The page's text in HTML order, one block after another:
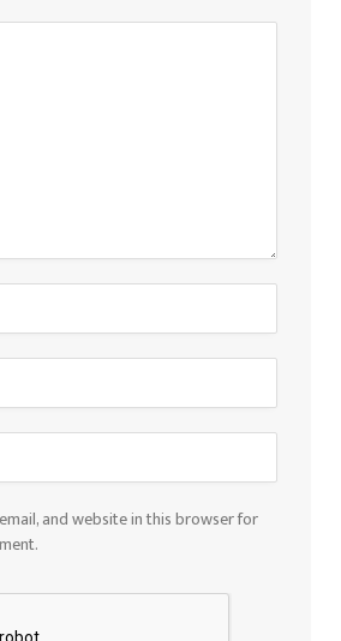
and website in this browser for